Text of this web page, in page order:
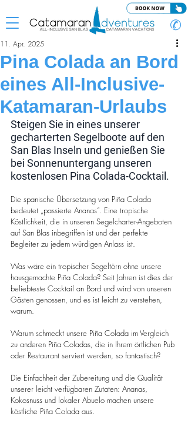
✆
Pina Colada an Bord
eines All-Inclusive-
Katamaran-Urlaubs
11. Apr. 2025
Steigen Sie in eines unserer
gecharterten Segelboote auf den
San Blas Inseln und genießen Sie
bei Sonnenuntergang unseren
kostenlosen Pina Colada-Cocktail.
Die spanische Übersetzung von Piña Colada
bedeutet „passierte Ananas“. Eine tropische
Köstlichkeit, die in unseren Segelcharter-Angeboten
auf San Blas inbegriffen ist und der perfekte
Begleiter zu jedem würdigen Anlass ist.
Was wäre ein tropischer Segeltörn ohne unsere
hausgemachte Piña Colada? Seit Jahren ist dies der
beliebteste Cocktail an Bord und wird von unseren
Gästen genossen, und es ist leicht zu verstehen,
warum.
Warum schmeckt unsere Piña Colada im Vergleich
zu anderen Piña Coladas, die in Ihrem örtlichen Pub
oder Restaurant serviert werden, so fantastisch?
Die Einfachheit der Zubereitung und die Qualität
unserer leicht verfügbaren Zutaten: Ananas,
Kokosnuss und lokaler Abuelo machen unsere
köstliche Piña Colada aus.